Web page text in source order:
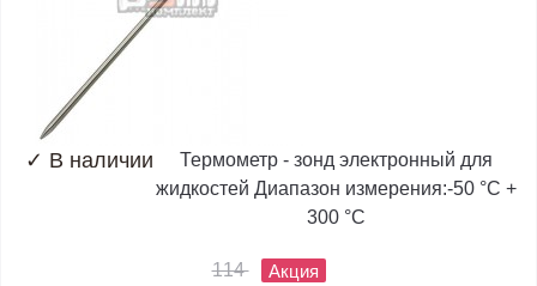
✓ В наличии
Термометр - зонд электронный для
жидкостей Диапазон измерения:-50 °C +
300 °C
114 Акция